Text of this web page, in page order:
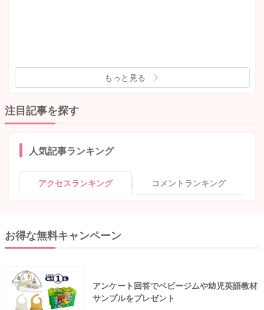
もっと見る
注目記事を探す
人気記事ランキング
アクセスランキング コメントランキング
お得な無料キャンペーン
アンケート回答でベビージムや幼児英語教材
サンプルをプレゼント